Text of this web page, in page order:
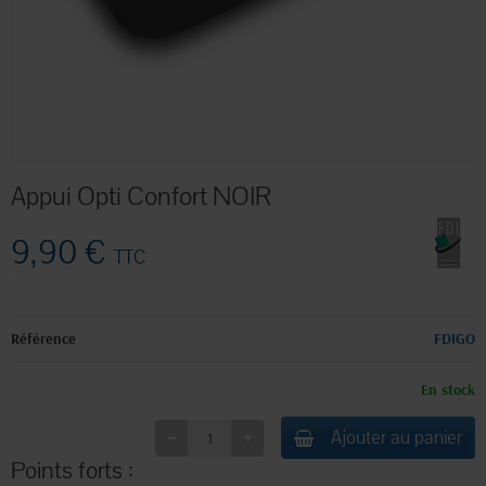
Appui Opti Confort NOIR
9,90 € TTC
Référence FDIGO
En stock
Ajouter au panier
Points forts :